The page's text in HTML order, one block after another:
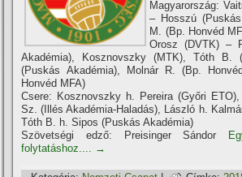
Magyarország:
– Hosszú
M. (Bp. Honvéd
Orosz (DVTK) –
Akadémia), Kosznovszky (MTK), Tóth B.
(Puskás Akadémia), Molnár R. (Bp.
Honvéd MFA)
Csere: Kosznovszky h. Pereira (Győri
Sz. (Illés Akadémia-Haladás), László h.
Tóth B. h. Sipos (Puskás Akadémia)
Szövetségi edző: Preisinger Sándor
folytatáshoz.... →